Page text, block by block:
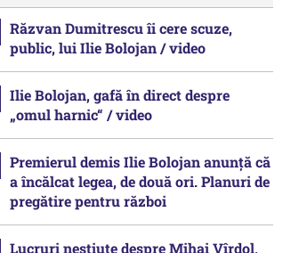
Răzvan Dumitrescu îi cere scuze,
public, lui Ilie Bolojan / video
Ilie Bolojan, gafă în direct despre
„omul harnic“ / video
Premierul demis Ilie Bolojan anunță că
a încălcat legea, de două ori. Planuri de
pregătire pentru război
Lucruri neștiute despre Mihai Vîrdol,